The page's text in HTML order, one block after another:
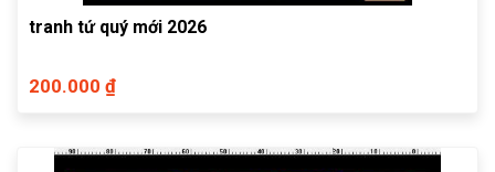
tranh tứ quý mới 2026
200.000 ₫